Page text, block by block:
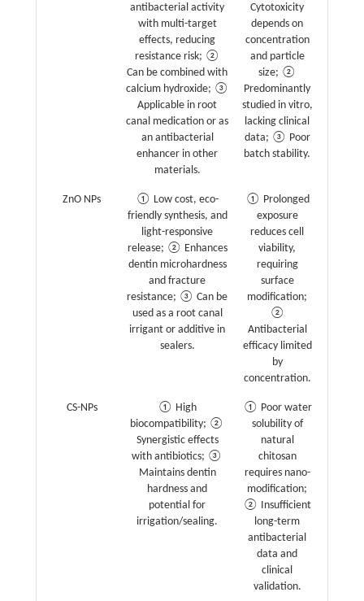
antibacterial activity
with multi-target
effects, reducing
resistance risk; ②
Can be combined with
calcium hydroxide; ③
Applicable in root
canal medication or as
an antibacterial
enhancer in other
materials.
Cytotoxicity
depends on
concentration
and particle
size; ②
Predominantly
studied in vitro,
lacking clinical
data; ③ Poor
batch stability.
ZnO NPs
① Low cost, eco-
friendly synthesis, and
light-responsive
release; ② Enhances
dentin microhardness
and fracture
resistance; ③ Can be
used as a root canal
irrigant or additive in
sealers.
① Prolonged
exposure
reduces cell
viability,
requiring
surface
modification;
②
Antibacterial
efficacy limited
by
concentration.
CS-NPs
① High
biocompatibility; ②
Synergistic effects
with antibiotics; ③
Maintains dentin
hardness and
potential for
irrigation/sealing.
① Poor water
solubility of
natural
chitosan
requires nano-
modification;
② Insufficient
long-term
antibacterial
data and
clinical
validation.